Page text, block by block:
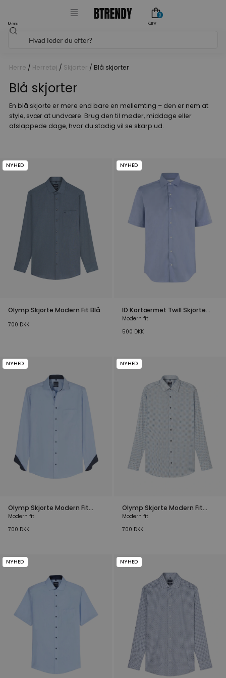
indholdet
Menu
0
Kurv
Herre / Herretøj / Skjorter / Blå skjorter
Blå skjorter
En blå skjorte er mere end bare en mellemting – den er nem at
style, svær at undvære. Brug den til møder, middage eller
afslappede dage, hvor du stadig vil se skarp ud.
NYHED
Olymp Skjorte Modern Fit Blå
700 DKK
NYHED
ID Kortærmet Twill Skjorte
Lyseblå
Modern fit
500 DKK
NYHED
Olymp Skjorte Modern Fit
Lyseblå
Modern fit
700 DKK
NYHED
Olymp Skjorte Modern Fit
Mønstret
Modern fit
700 DKK
NYHED NYHED